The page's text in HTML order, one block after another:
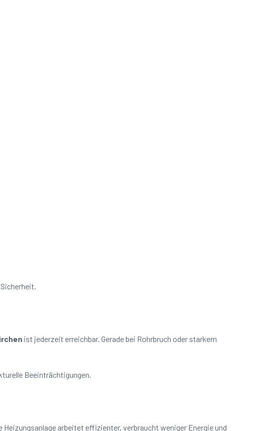
ist jederzeit erreichbar. Gerade bei Rohrbruch oder starkem
Beeinträchtigungen.
arbeitet effizienter, verbraucht weniger Energie und